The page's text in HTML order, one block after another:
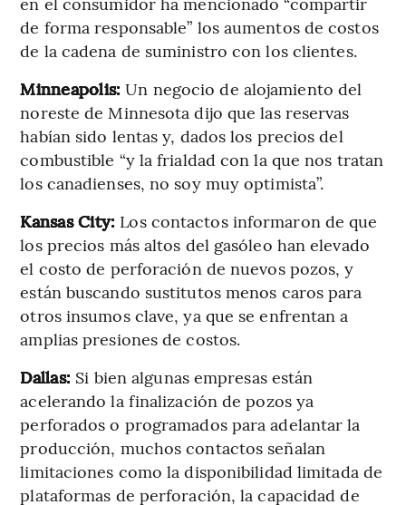
de forma responsable” los aumentos de costos
de la cadena de suministro con los clientes.
Minneapolis: Un negocio de alojamiento del
noreste de Minnesota dijo que las reservas
habían sido lentas y, dados los precios del
combustible “y la frialdad con la que nos tratan
los canadienses, no soy muy optimista”.
Kansas City: Los contactos informaron de que
los precios más altos del gasóleo han elevado
el costo de perforación de nuevos pozos, y
están buscando sustitutos menos caros para
otros insumos clave, ya que se enfrentan a
amplias presiones de costos.
Dallas: Si bien algunas empresas están
acelerando la finalización de pozos ya
perforados o programados para adelantar la
producción, muchos contactos señalan
limitaciones como la disponibilidad limitada de
plataformas de perforación, la capacidad de